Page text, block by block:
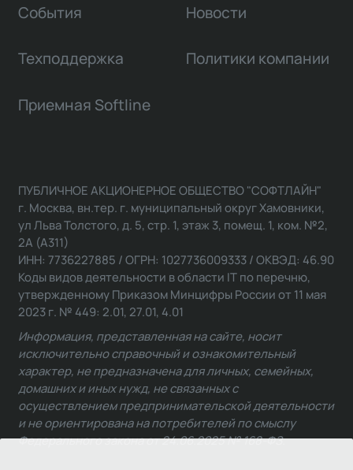
События Новости
Техподдержка Политики компании
Приемная Softline
ПУБЛИЧНОЕ АКЦИОНЕРНОЕ ОБЩЕСТВО "СОФТЛАЙН"
г. Москва, вн.тер. г. муниципальный округ Хамовники,
ул Льва Толстого, д. 5, стр. 1, этаж 3, помещ. 1, ком. №2,
2А (А311)
ИНН: 7736227885 / ОГРН: 1027736009333 / ОКВЭД: 46.90
Коды видов деятельности в области IT по перечню,
утвержденному Приказом Минцифры России от 11 мая
2023 г. № 449: 2.01, 27.01, 4.01
Информация, представленная на сайте, носит
исключительно справочный и ознакомительный
характер, не предназначена для личных, семейных,
домашних и иных нужд, не связанных с
осуществлением предпринимательской деятельности
и не ориентирована на потребителей по смыслу
Федерального закона от 24.06.2025 № 168-ФЗ.